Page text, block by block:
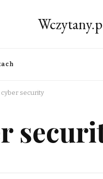
cyber security